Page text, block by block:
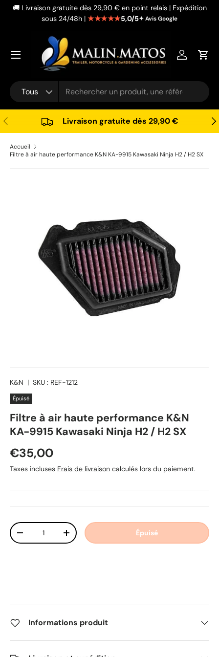
Aller au contenu
🚚 Livraison gratuite dès 29,90 € en point relais | Expédition
sous 24/48h | ★★★★★5,0/5✦ Avis Google
Recherche
Type de produit
Tous
Se
Précédent Livraison gratuite dès 29,90 €
Accueil
Filtre à air haute performance K&N KA-9915 Kawasaki Ninja H2 / H2 SX
K&N | SKU : REF-1212
Épuisé
Filtre à air haute performance K&N
KA-9915 Kawasaki Ninja H2 / H2 SX
Prix habituel
€35,00
Taxes incluses Frais de livraison calculés lors du paiement.
Qté
Diminuer la quantitéAugmenter la quantitéÉpuisé
Informations produit